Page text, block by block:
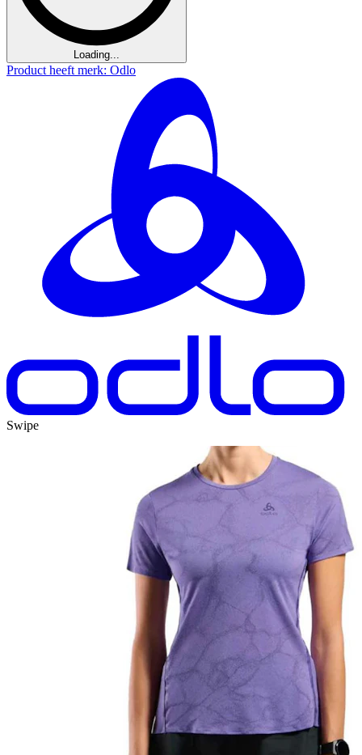
Loading...
Product heeft merk: Odlo
Swipe